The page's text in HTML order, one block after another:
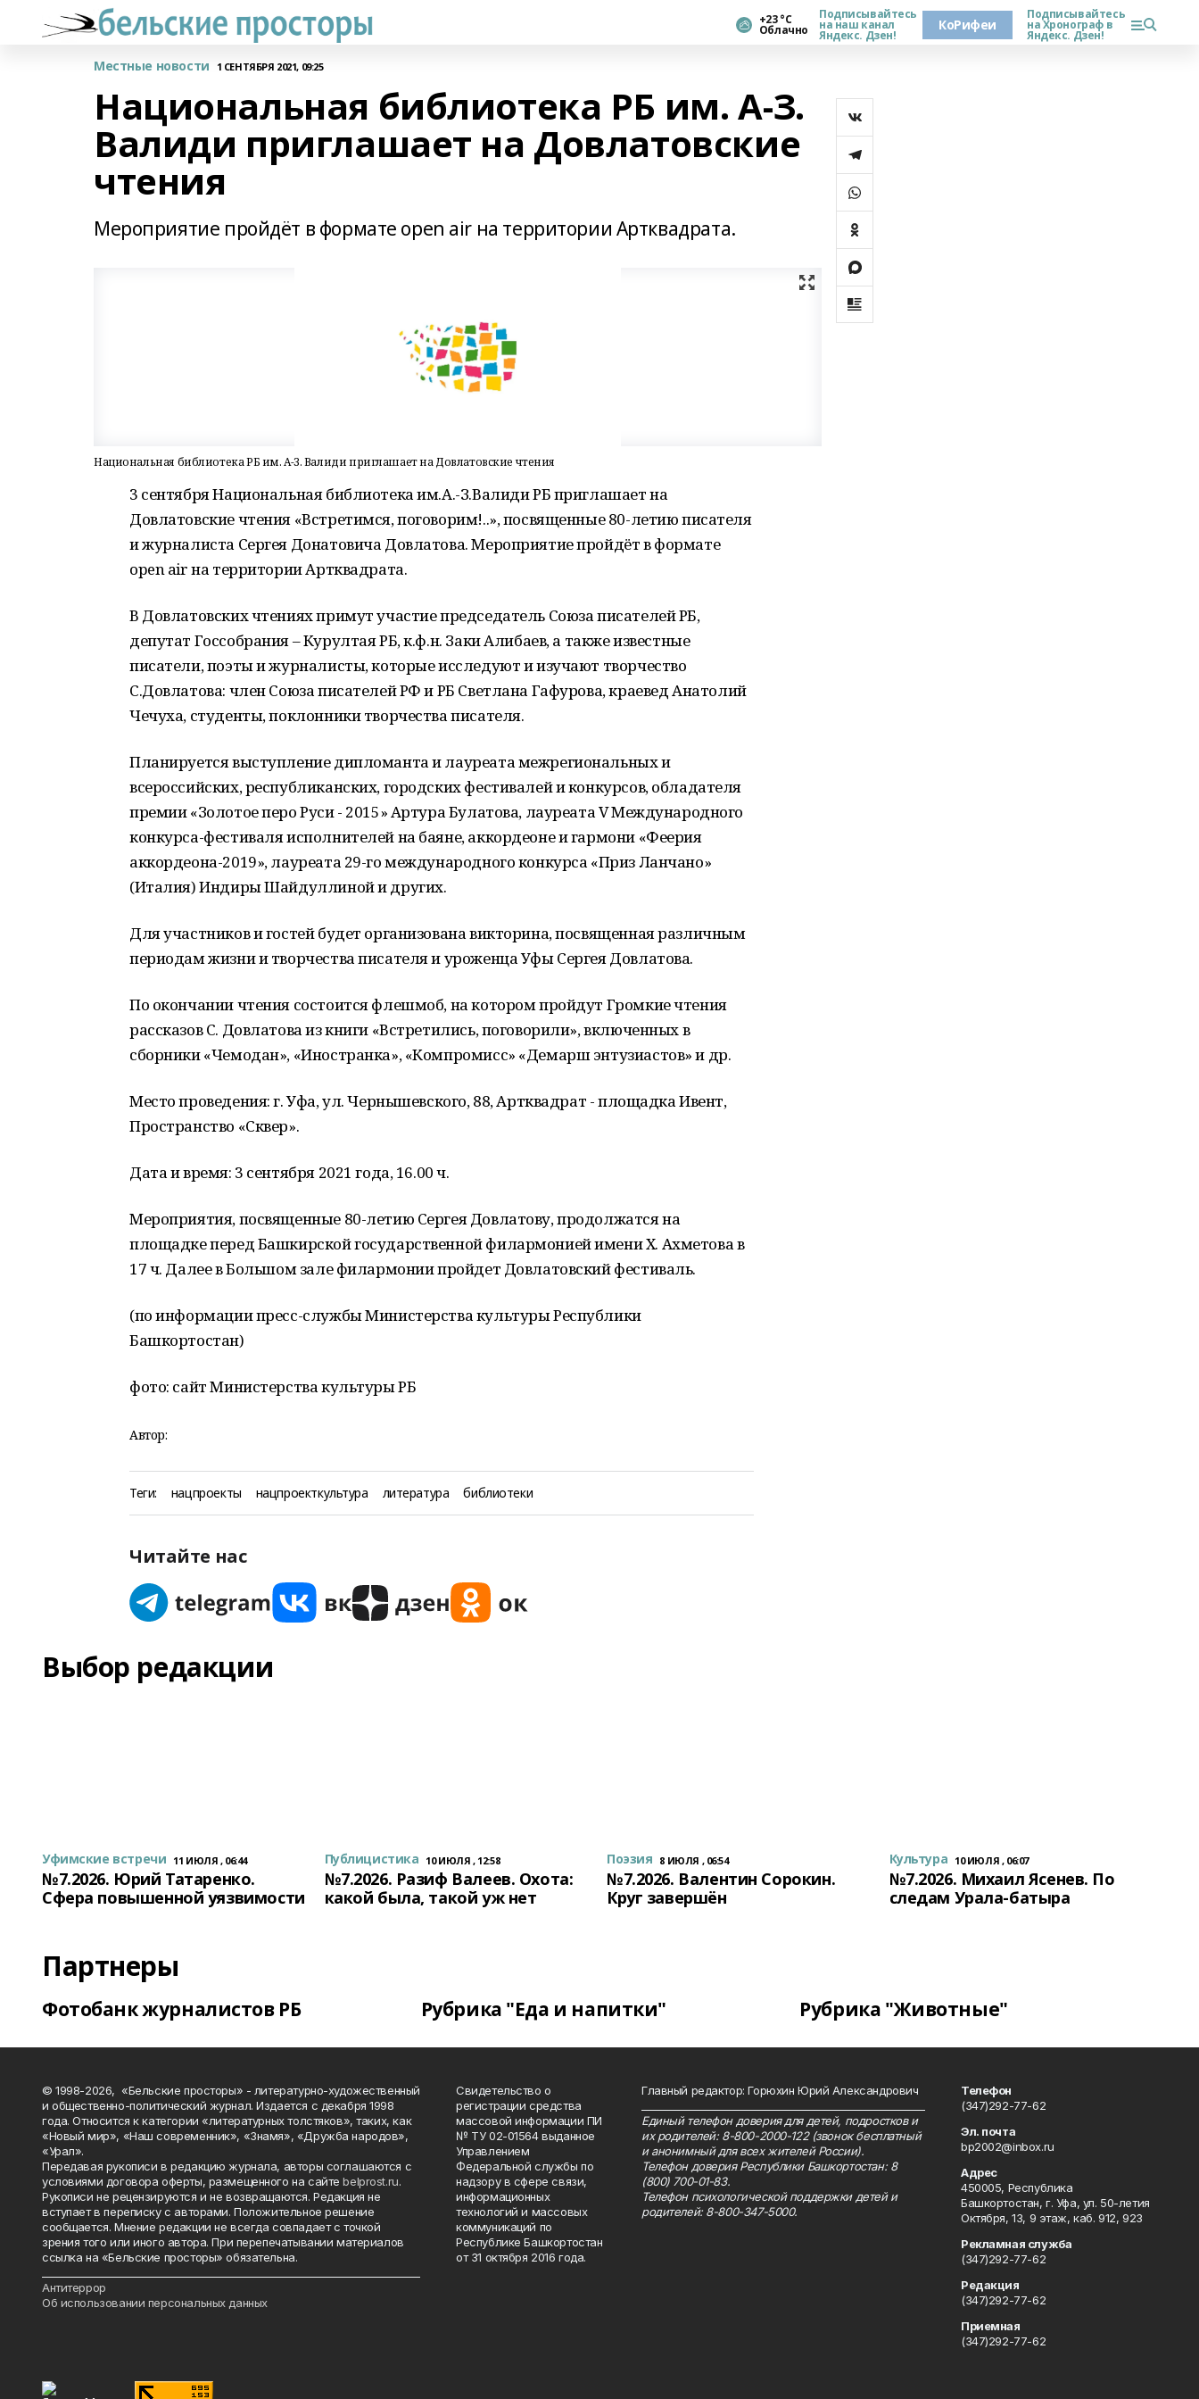
+23 °С
Облачно
Подписывайтесь
на наш канал
Яндекс. Дзен!
КоРифеи
Подписывайтесь
на Хронограф в
Яндекс. Дзен!
Местные новости 1 СЕНТЯБРЯ 2021, 09:25
Национальная библиотека РБ им. А-З.
Валиди приглашает на Довлатовские
чтения
Мероприятие пройдёт в формате open air на территории Артквадрата.
Национальная библиотека РБ им. А-З. Валиди приглашает на Довлатовские чтения
3 сентября Национальная библиотека им.А.-З.Валиди РБ приглашает на
Довлатовские чтения «Встретимся, поговорим!..», посвященные 80-летию писателя
и журналиста Сергея Донатовича Довлатова. Мероприятие пройдёт в формате
open air на территории Артквадрата.
В Довлатовских чтениях примут участие председатель Союза писателей РБ,
депутат Госсобрания – Курултая РБ, к.ф.н. Заки Алибаев, а также известные
писатели, поэты и журналисты, которые исследуют и изучают творчество
С.Довлатова: член Союза писателей РФ и РБ Светлана Гафурова, краевед Анатолий
Чечуха, студенты, поклонники творчества писателя.
Планируется выступление дипломанта и лауреата межрегиональных и
всероссийских, республиканских, городских фестивалей и конкурсов, обладателя
премии «Золотое перо Руси - 2015» Артура Булатова, лауреата V Международного
конкурса-фестиваля исполнителей на баяне, аккордеоне и гармони «Феерия
аккордеона-2019», лауреата 29-го международного конкурса «Приз Ланчано»
(Италия) Индиры Шайдуллиной и других.
Для участников и гостей будет организована викторина, посвященная различным
периодам жизни и творчества писателя и уроженца Уфы Сергея Довлатова.
По окончании чтения состоится флешмоб, на котором пройдут Громкие чтения
рассказов С. Довлатова из книги «Встретились, поговорили», включенных в
сборники «Чемодан», «Иностранка», «Компромисс» «Демарш энтузиастов» и др.
Место проведения: г. Уфа, ул. Чернышевского, 88, Артквадрат - площадка Ивент,
Пространство «Сквер».
Дата и время: 3 сентября 2021 года, 16.00 ч.
Мероприятия, посвященные 80-летию Сергея Довлатову, продолжатся на
площадке перед Башкирской государственной филармонией имени Х. Ахметова в
17 ч. Далее в Большом зале филармонии пройдет Довлатовский фестиваль.
(по информации пресс-службы Министерства культуры Республики
Башкортостан)
фото: сайт Министерства культуры РБ
Автор:
Теги: нацпроекты нацпроекткультура литература библиотеки
Читайте нас
Выбор редакции
Уфимские встречи 11 ИЮЛЯ , 06:44
№7.2026. Юрий Татаренко.
Сфера повышенной уязвимости
Публицистика 10 ИЮЛЯ , 12:58
№7.2026. Разиф Валеев. Охота:
какой была, такой уж нет
Поэзия 8 ИЮЛЯ , 06:54
№7.2026. Валентин Сорокин.
Круг завершён
Культура 10 ИЮЛЯ , 06:07
№7.2026. Михаил Ясенев. По
следам Урала-батыра
Партнеры
Фотобанк журналистов РБ Рубрика "Еда и напитки" Рубрика "Животные"
© 1998-2026, «Бельские просторы» - литературно-художественный
и общественно-политический журнал. Издается с декабря 1998
года. Относится к категории «литературных толстяков», таких, как
«Новый мир», «Наш современник», «Знамя», «Дружба народов»,
«Урал».
Передавая рукописи в редакцию журнала, авторы соглашаются с
условиями договора оферты, размещенного на сайтеbelprost.ru.
Рукописи не рецензируются и не возвращаются. Редакция не
вступает в переписку с авторами. Положительное решение
сообщается. Мнение редакции не всегда совпадает с точкой
зрения того или иного автора. При перепечатывании материалов
ссылка на «Бельские просторы» обязательна.
Антитеррор
Об использовании персональных данных
Свидетельство о
регистрации средства
массовой информации ПИ
№ ТУ 02-01564 выданное
Управлением
Федеральной службы по
надзору в сфере связи,
информационных
технологий и массовых
коммуникаций по
Республике Башкортостан
от 31 октября 2016 года.
Главный редактор: Горюхин Юрий Александрович
Единый телефон доверия для детей, подростков и
их родителей: 8-800-2000-122 (звонок бесплатный
и анонимный для всех жителей России).
Телефон доверия Республики Башкортостан: 8
(800) 700-01-83.
Телефон психологической поддержки детей и
родителей: 8-800-347-5000.
Телефон
(347)292-77-62
Эл. почта
bp2002@inbox.ru
Адрес
450005, Республика
Башкортостан, г. Уфа, ул. 50-летия
Октября, 13, 9 этаж, каб. 912, 923
Рекламная служба
(347)292-77-62
Редакция
(347)292-77-62
Приемная
(347)292-77-62